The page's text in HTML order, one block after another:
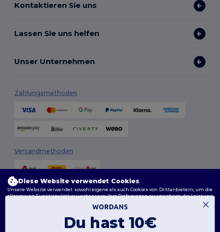
Kontaktieren Sie uns
Lassen Sie uns helfen
Unser Unternehmen
Zahlungsmethoden
Versandmethoden
Diese Website verwendet Cookies
Unsere Website verwendet sowohl eigene als auch Cookies von Drittanbietern, um die
allgemeine Funktionalität zu verbessern, Ihre Präferenzen zu speichern, die Leistung
der Website zu analysieren und ein reibungsloses und personalisiertes Surferlebnis
zu gewährleisten, einschließlich maßgeschneidertem Inhalt, optimierten
Sie können Ihre Cookie-Einstellungen jederzeit verwalten. Essenzielle Cookies, die für
Du hast 10€